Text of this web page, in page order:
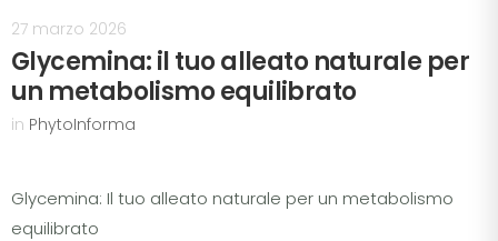
27 marzo 2026
Glycemina: il tuo alleato naturale per
un metabolismo equilibrato
in PhytoInforma
Glycemina: Il tuo alleato naturale per un metabolismo
equilibrato